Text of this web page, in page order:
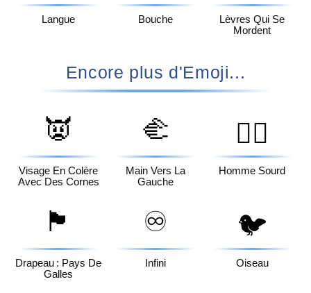
Langue Bouche
Lèvres Qui Se
Mordent
Encore plus d'Emoji...
👿
Visage En Colère
Avec Des Cornes
🫲
Main Vers La
Gauche
🧏‍♂️
Homme Sourd
🏴󠁧󠁢󠁷󠁬󠁳󠁿
Drapeau : Pays De
Galles
♾️
Infini
🐦
Oiseau